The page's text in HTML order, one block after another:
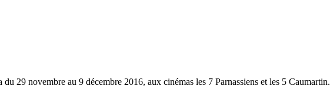
29 novembre au 9 décembre 2016, aux cinémas les 7 Parnassiens et les 5 Caumartin.